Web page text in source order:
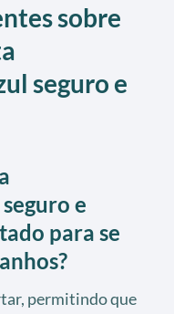
sobre
seguro e
e
para se
permitindo que